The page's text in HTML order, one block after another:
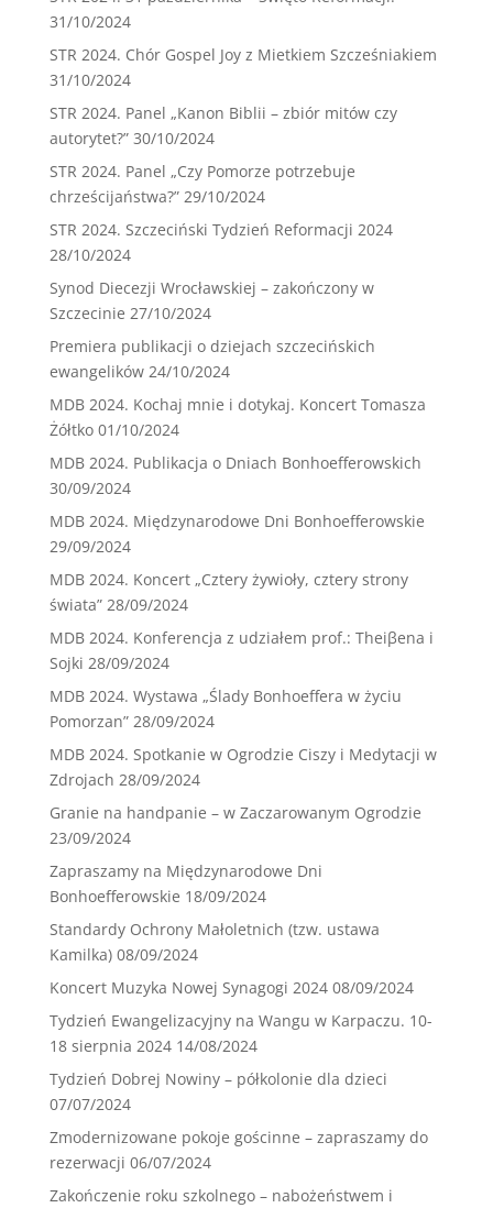
31/10/2024
STR 2024. Chór Gospel Joy z Mietkiem Szcześniakiem
31/10/2024
STR 2024. Panel „Kanon Biblii – zbiór mitów czy
autorytet?” 30/10/2024
STR 2024. Panel „Czy Pomorze potrzebuje
chrześcijaństwa?” 29/10/2024
STR 2024. Szczeciński Tydzień Reformacji 2024
28/10/2024
Synod Diecezji Wrocławskiej – zakończony w
Szczecinie 27/10/2024
Premiera publikacji o dziejach szczecińskich
ewangelików 24/10/2024
MDB 2024. Kochaj mnie i dotykaj. Koncert Tomasza
Żółtko 01/10/2024
MDB 2024. Publikacja o Dniach Bonhoefferowskich
30/09/2024
MDB 2024. Międzynarodowe Dni Bonhoefferowskie
29/09/2024
MDB 2024. Koncert „Cztery żywioły, cztery strony
świata” 28/09/2024
MDB 2024. Konferencja z udziałem prof.: Theiβena i
Sojki 28/09/2024
MDB 2024. Wystawa „Ślady Bonhoeffera w życiu
Pomorzan” 28/09/2024
MDB 2024. Spotkanie w Ogrodzie Ciszy i Medytacji w
Zdrojach 28/09/2024
Granie na handpanie – w Zaczarowanym Ogrodzie
23/09/2024
Zapraszamy na Międzynarodowe Dni
Bonhoefferowskie 18/09/2024
Standardy Ochrony Małoletnich (tzw. ustawa
Kamilka) 08/09/2024
Koncert Muzyka Nowej Synagogi 2024 08/09/2024
Tydzień Ewangelizacyjny na Wangu w Karpaczu. 10-
18 sierpnia 2024 14/08/2024
Tydzień Dobrej Nowiny – półkolonie dla dzieci
07/07/2024
Zmodernizowane pokoje gościnne – zapraszamy do
rezerwacji 06/07/2024
Zakończenie roku szkolnego – nabożeństwem i